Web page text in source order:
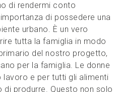
di rendermi conto
di possedere una
urbano. È un vero
tutta la famiglia in modo
del nostro progetto,
per la famiglia. Le donne
e per tutti gli alimenti
produrre. Questo non solo